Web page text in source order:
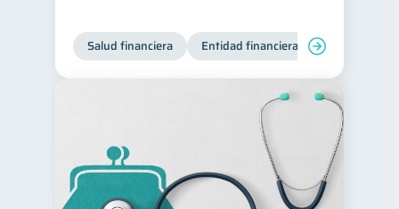
Salud financiera Entidad financiera